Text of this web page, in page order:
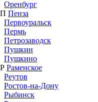
Оренбург
П Пенза
Первоуральск
Пермь
Петрозаводск
Пушкин
Пушкино
Р Раменское
Реутов
Ростов-на-Дону
Рыбинск